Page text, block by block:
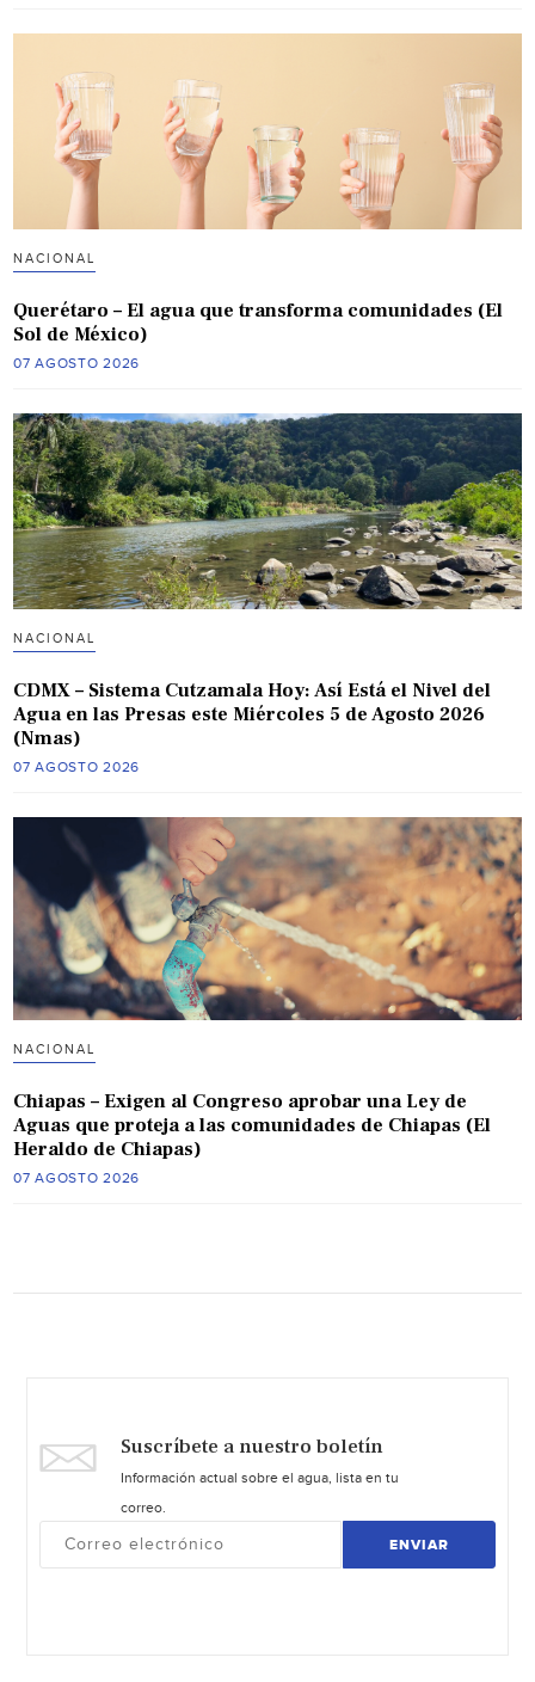
NACIONAL
Querétaro – El agua que transforma comunidades (El
Sol de México)
07 AGOSTO 2026
NACIONAL
CDMX – Sistema Cutzamala Hoy: Así Está el Nivel del
Agua en las Presas este Miércoles 5 de Agosto 2026
(Nmas)
07 AGOSTO 2026
NACIONAL
Chiapas – Exigen al Congreso aprobar una Ley de
Aguas que proteja a las comunidades de Chiapas (El
Heraldo de Chiapas)
07 AGOSTO 2026
Suscríbete a nuestro boletín
Información actual sobre el agua, lista en tu
correo.
ENVIAR